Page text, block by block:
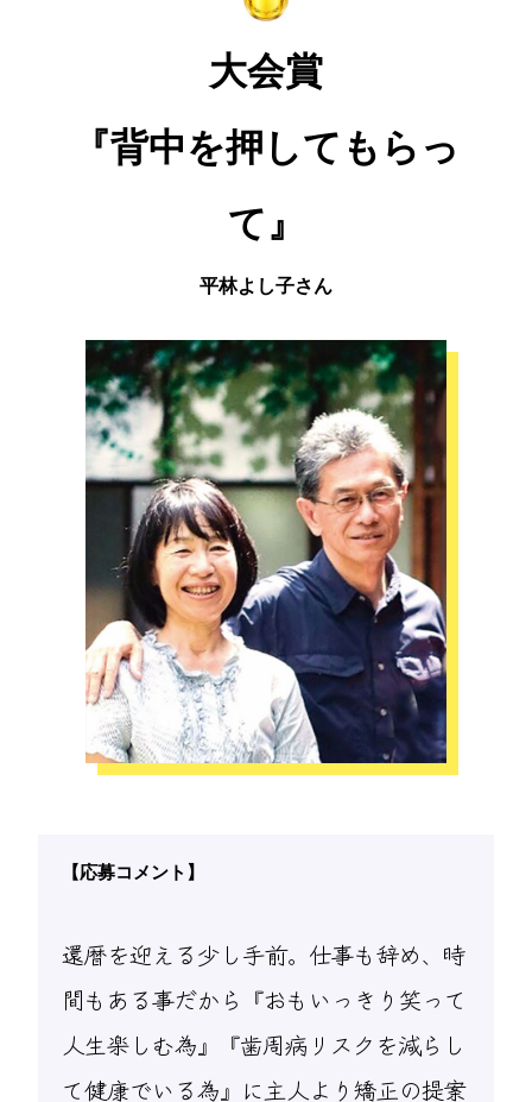
大会賞
『背中を押してもらっ
て』
平林よし子さん
【応募コメント】
還暦を迎える少し手前。仕事も辞め、時
間もある事だから『おもいっきり笑って
人生楽しむ為』『歯周病リスクを減らし
て健康でいる為』に主人より矯正の提案